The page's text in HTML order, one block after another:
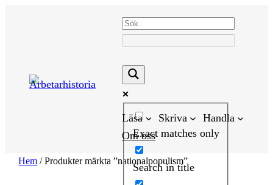
Exact matches only
Search in title
Läsa Skriva
Handla
Om oss
Hem / Produkter märkta ”nationalpopulism”